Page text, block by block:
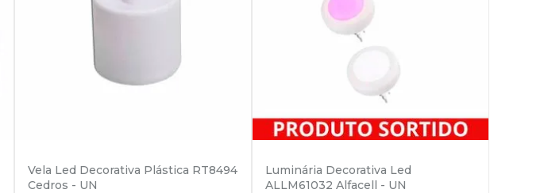
Vela Led Decorativa Plástica RT8494
Cedros - UN
Luminária Decorativa Led
ALLM61032 Alfacell - UN